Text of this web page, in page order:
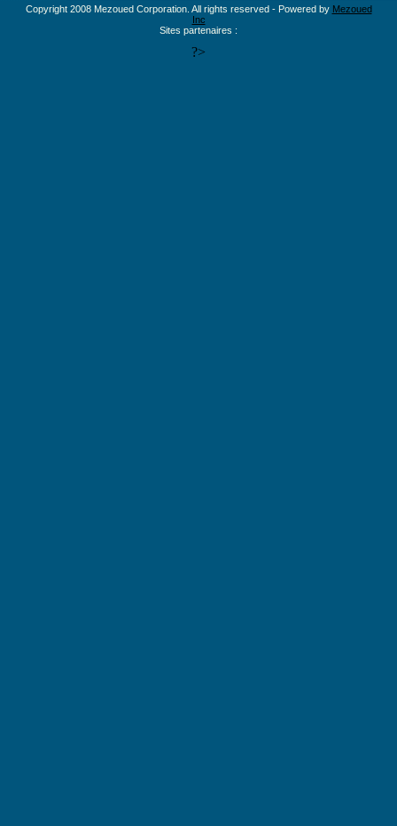
Copyright 2008 Mezoued Corporation. All rights reserved - Powered by Mezoued
Inc
Sites partenaires :
?>